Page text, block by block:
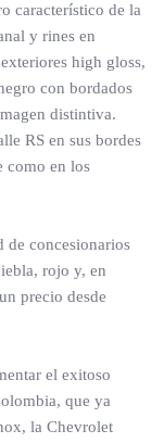
característico de la
y rines en
high gloss,
con bordados
distintiva.
RS en sus bordes
como en los
de concesionarios
rojo y, en
precio desde
el exitoso
que ya
la Chevrolet